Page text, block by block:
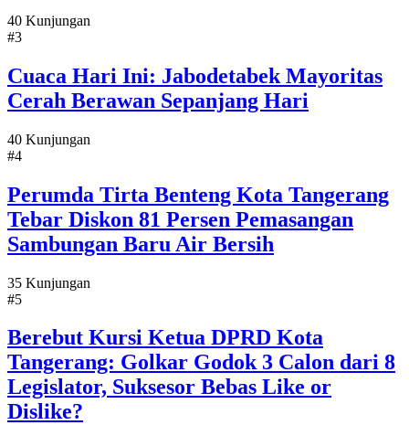
40 Kunjungan
#3
Cuaca Hari Ini: Jabodetabek Mayoritas
Cerah Berawan Sepanjang Hari
40 Kunjungan
#4
Perumda Tirta Benteng Kota Tangerang
Tebar Diskon 81 Persen Pemasangan
Sambungan Baru Air Bersih
35 Kunjungan
#5
Berebut Kursi Ketua DPRD Kota
Tangerang: Golkar Godok 3 Calon dari 8
Legislator, Suksesor Bebas Like or
Dislike?